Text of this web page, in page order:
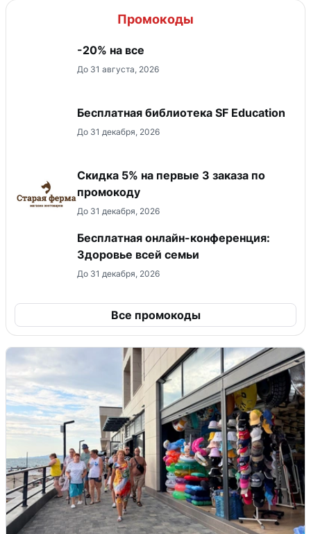
Промокоды
-20% на все
До 31 августа, 2026
Бесплатная библиотека SF Education
До 31 декабря, 2026
Скидка 5% на первые 3 заказа по
промокоду
До 31 декабря, 2026
Бесплатная онлайн-конференция:
Здоровье всей семьи
До 31 декабря, 2026
Все промокоды